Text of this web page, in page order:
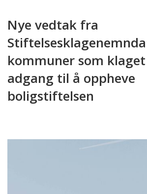
Nye vedtak fra
kommuner som
adgang til å oppheve
boligstiftelsen